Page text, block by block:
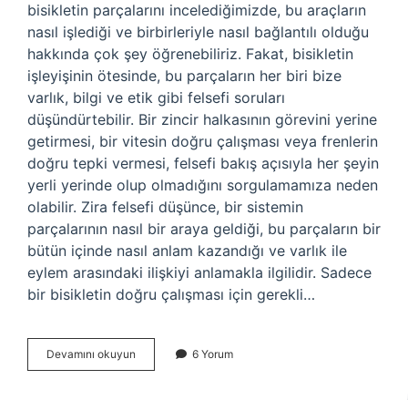
bisikletin parçalarını incelediğimizde, bu araçların
nasıl işlediği ve birbirleriyle nasıl bağlantılı olduğu
hakkında çok şey öğrenebiliriz. Fakat, bisikletin
işleyişinin ötesinde, bu parçaların her biri bize
varlık, bilgi ve etik gibi felsefi soruları
düşündürtebilir. Bir zincir halkasının görevini yerine
getirmesi, bir vitesin doğru çalışması veya frenlerin
doğru tepki vermesi, felsefi bakış açısıyla her şeyin
yerli yerinde olup olmadığını sorgulamamıza neden
olabilir. Zira felsefi düşünce, bir sistemin
parçalarının nasıl bir araya geldiği, bu parçaların bir
bütün içinde nasıl anlam kazandığı ve varlık ile
eylem arasındaki ilişkiyi anlamakla ilgilidir. Sadece
bir bisikletin doğru çalışması için gerekli…
Devamını okuyun
parçalarının
6 Yorum